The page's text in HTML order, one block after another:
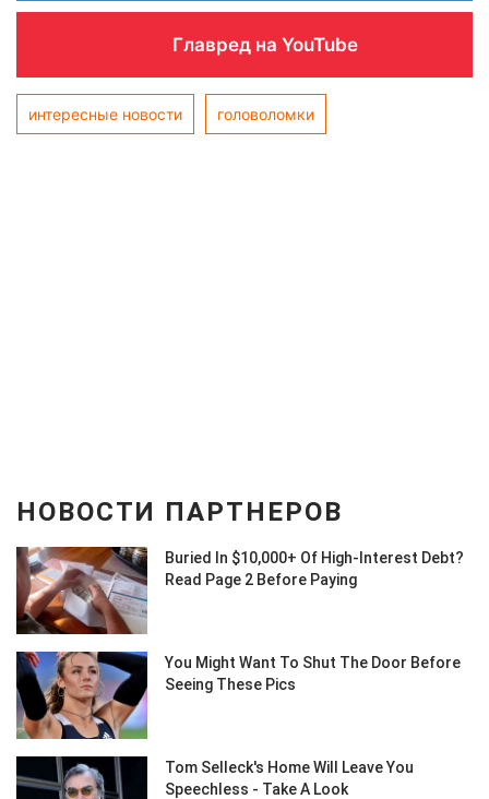
Главред на YouTube
интересные новости головоломки